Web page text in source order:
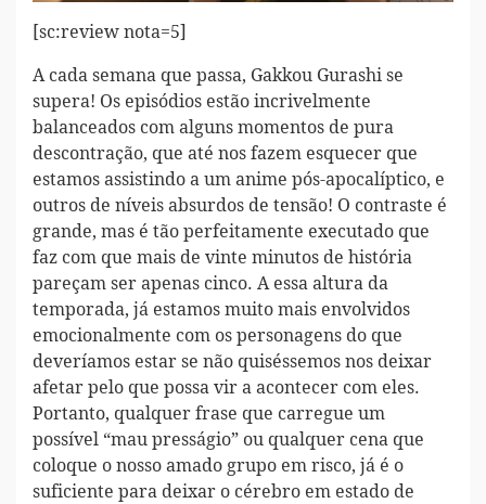
[sc:review nota=5]
A cada semana que passa, Gakkou Gurashi se
supera! Os episódios estão incrivelmente
balanceados com alguns momentos de pura
descontração, que até nos fazem esquecer que
estamos assistindo a um anime pós-apocalíptico, e
outros de níveis absurdos de tensão! O contraste é
grande, mas é tão perfeitamente executado que
faz com que mais de vinte minutos de história
pareçam ser apenas cinco. A essa altura da
temporada, já estamos muito mais envolvidos
emocionalmente com os personagens do que
deveríamos estar se não quiséssemos nos deixar
afetar pelo que possa vir a acontecer com eles.
Portanto, qualquer frase que carregue um
possível “mau presságio” ou qualquer cena que
coloque o nosso amado grupo em risco, já é o
suficiente para deixar o cérebro em estado de